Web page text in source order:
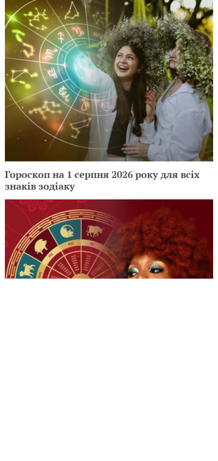
Гороскоп на 1 серпня 2026 року для всіх
знаків зодіаку